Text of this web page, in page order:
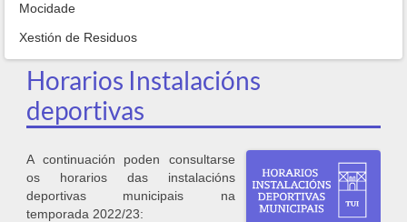
Mocidade
Xestión de Residuos
Horarios Instalacións
deportivas
A continuación poden consultarse
os horarios das instalacións
deportivas municipais na
temporada 2022/23: